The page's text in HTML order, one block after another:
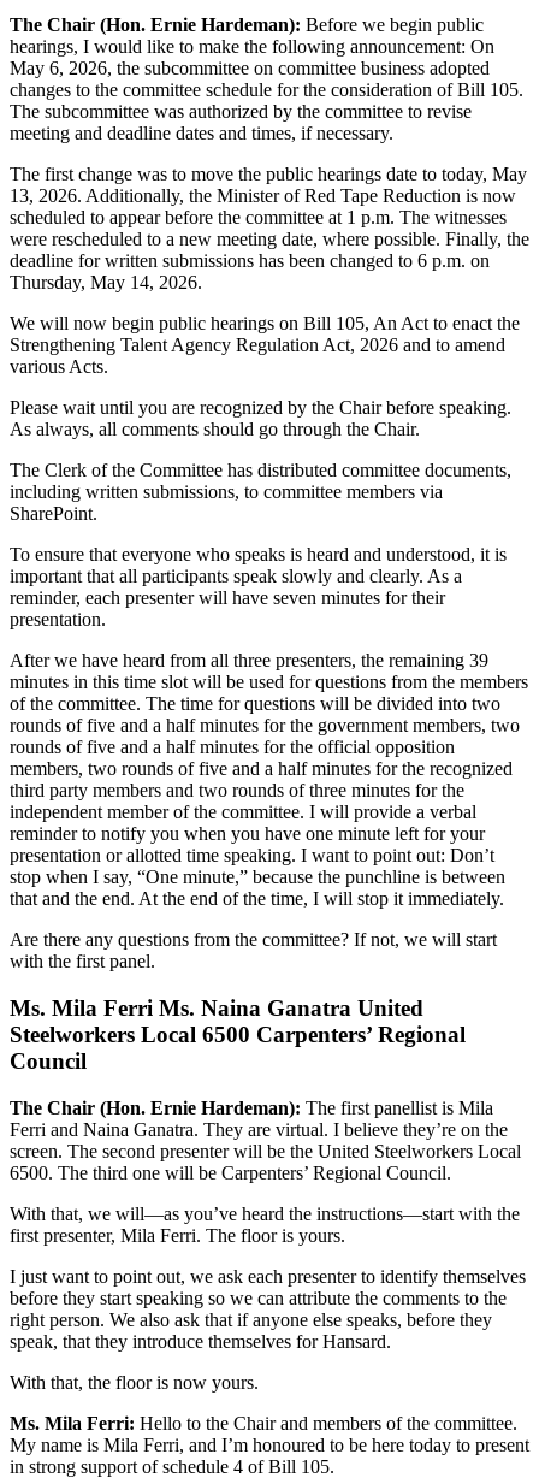
The Chair (Hon. Ernie Hardeman): Before we begin public
hearings, I would like to make the following announcement: On
May 6, 2026, the subcommittee on committee business adopted
changes to the committee schedule for the consideration of Bill 105.
The subcommittee was authorized by the committee to revise
meeting and deadline dates and times, if necessary.
The first change was to move the public hearings date to today, May
13, 2026. Additionally, the Minister of Red Tape Reduction is now
scheduled to appear before the committee at 1 p.m. The witnesses
were rescheduled to a new meeting date, where possible. Finally, the
deadline for written submissions has been changed to 6 p.m. on
Thursday, May 14, 2026.
We will now begin public hearings on Bill 105, An Act to enact the
Strengthening Talent Agency Regulation Act, 2026 and to amend
various Acts.
Please wait until you are recognized by the Chair before speaking.
As always, all comments should go through the Chair.
The Clerk of the Committee has distributed committee documents,
including written submissions, to committee members via
SharePoint.
To ensure that everyone who speaks is heard and understood, it is
important that all participants speak slowly and clearly. As a
reminder, each presenter will have seven minutes for their
presentation.
After we have heard from all three presenters, the remaining 39
minutes in this time slot will be used for questions from the members
of the committee. The time for questions will be divided into two
rounds of five and a half minutes for the government members, two
rounds of five and a half minutes for the official opposition
members, two rounds of five and a half minutes for the recognized
third party members and two rounds of three minutes for the
independent member of the committee. I will provide a verbal
reminder to notify you when you have one minute left for your
presentation or allotted time speaking. I want to point out: Don’t
stop when I say, “One minute,” because the punchline is between
that and the end. At the end of the time, I will stop it immediately.
Are there any questions from the committee? If not, we will start
with the first panel.
Ms. Mila Ferri Ms. Naina Ganatra United
Steelworkers Local 6500 Carpenters’ Regional
Council
The Chair (Hon. Ernie Hardeman): The first panellist is Mila
Ferri and Naina Ganatra. They are virtual. I believe they’re on the
screen. The second presenter will be the United Steelworkers Local
6500. The third one will be Carpenters’ Regional Council.
With that, we will—as you’ve heard the instructions—start with the
first presenter, Mila Ferri. The floor is yours.
I just want to point out, we ask each presenter to identify themselves
before they start speaking so we can attribute the comments to the
right person. We also ask that if anyone else speaks, before they
speak, that they introduce themselves for Hansard.
With that, the floor is now yours.
Ms. Mila Ferri: Hello to the Chair and members of the committee.
My name is Mila Ferri, and I’m honoured to be here today to present
in strong support of schedule 4 of Bill 105.